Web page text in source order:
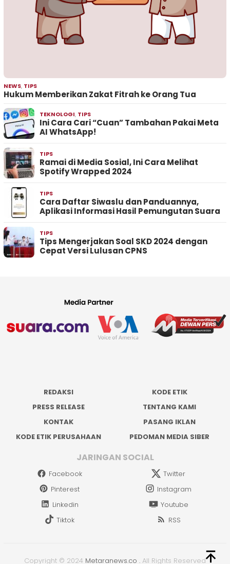
NEWS, TIPS
Hukum Memberikan Zakat Fitrah ke Orang Tua
TEKNOLOGI, TIPS
Ini Cara Cari “Cuan” Tambahan Pakai Meta
AI WhatsApp!
TIPS
Ramai di Media Sosial, Ini Cara Melihat
Spotify Wrapped 2024
TIPS
Cara Daftar Siwaslu dan Panduannya,
Aplikasi Informasi Hasil Pemungutan Suara
TIPS
Tips Mengerjakan Soal SKD 2024 dengan
Cepat Versi Lulusan CPNS
REDAKSI
KODE ETIK
PRESS RELEASE
TENTANG KAMI
KONTAK
PASANG IKLAN
KODE ETIK PERUSAHAAN
PEDOMAN MEDIA SIBER
JARINGAN SOCIAL
Facebook
Twitter
Pinterest
Instagram
Linkedin
Youtube
Tiktok
RSS
Copyright © 2024 Metaranews.co . All Rights Reserved